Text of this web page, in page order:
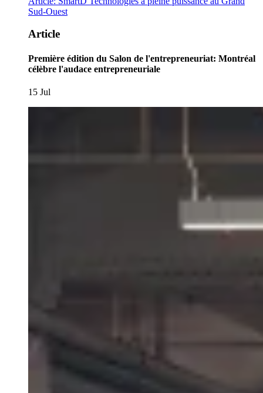
Sud-Ouest
Article
Première édition du Salon de l'entrepreneuriat: Montréal
célèbre l'audace entrepreneuriale
15 Jul